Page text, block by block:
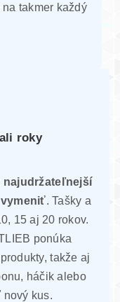
takmer každý
roky
najudržateľnejší
. Tašky a
15 aj 20 rokov.
ponúka
takže aj
háčik alebo
nový kus.